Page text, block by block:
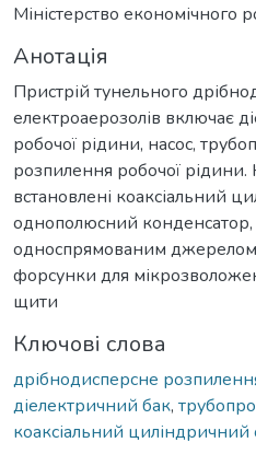
Міністерство економічного
Анотація
Пристрій тунельного
електроаерозолів включає
робочої рідини, насос,
розпилення робочої рідини.
встановлені коаксіальний
однополюсний конденсатор,
односпрямованим джерелом
форсунки для
щити
Ключові слова
дрібнодисперсне
діелектричний бак,
коаксіальний